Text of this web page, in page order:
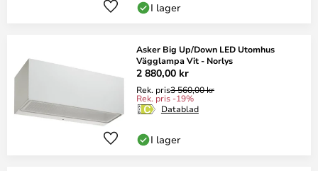
I lager
Asker Big Up/Down LED Utomhus
Vägglampa Vit - Norlys
2 880,00 kr
Rek. pris3 560,00 kr
Rek. pris -19%
Datablad
I lager